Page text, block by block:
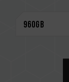
支援